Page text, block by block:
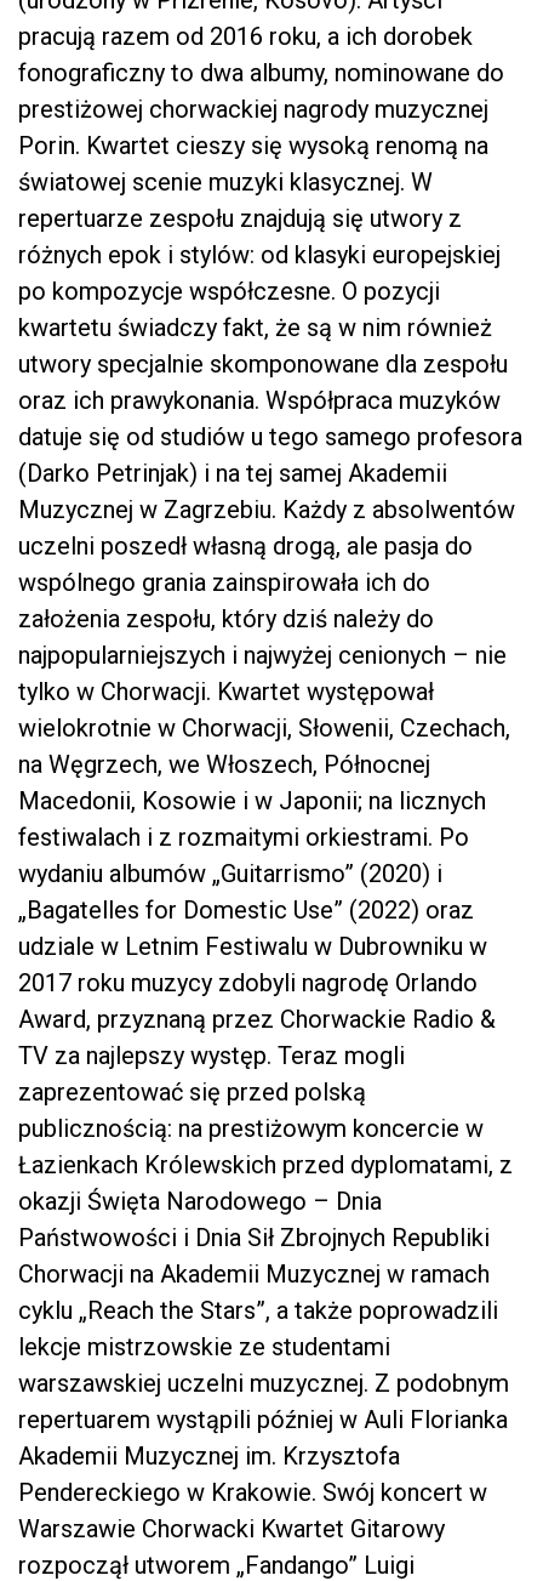
pracują razem od 2016 roku, a ich dorobek
fonograficzny to dwa albumy, nominowane do
prestiżowej chorwackiej nagrody muzycznej
Porin. Kwartet cieszy się wysoką renomą na
światowej scenie muzyki klasycznej. W
repertuarze zespołu znajdują się utwory z
różnych epok i stylów: od klasyki europejskiej
po kompozycje współczesne. O pozycji
kwartetu świadczy fakt, że są w nim również
utwory specjalnie skomponowane dla zespołu
oraz ich prawykonania. Współpraca muzyków
datuje się od studiów u tego samego profesora
(Darko Petrinjak) i na tej samej Akademii
Muzycznej w Zagrzebiu. Każdy z absolwentów
uczelni poszedł własną drogą, ale pasja do
wspólnego grania zainspirowała ich do
założenia zespołu, który dziś należy do
najpopularniejszych i najwyżej cenionych – nie
tylko w Chorwacji. Kwartet występował
wielokrotnie w Chorwacji, Słowenii, Czechach,
na Węgrzech, we Włoszech, Północnej
Macedonii, Kosowie i w Japonii; na licznych
festiwalach i z rozmaitymi orkiestrami. Po
wydaniu albumów „Guitarrismo” (2020) i
„Bagatelles for Domestic Use” (2022) oraz
udziale w Letnim Festiwalu w Dubrowniku w
2017 roku muzycy zdobyli nagrodę Orlando
Award, przyznaną przez Chorwackie Radio &
TV za najlepszy występ. Teraz mogli
zaprezentować się przed polską
publicznością: na prestiżowym koncercie w
Łazienkach Królewskich przed dyplomatami, z
okazji Święta Narodowego – Dnia
Państwowości i Dnia Sił Zbrojnych Republiki
Chorwacji na Akademii Muzycznej w ramach
cyklu „Reach the Stars”, a także poprowadzili
lekcje mistrzowskie ze studentami
warszawskiej uczelni muzycznej. Z podobnym
repertuarem wystąpili później w Auli Florianka
Akademii Muzycznej im. Krzysztofa
Pendereckiego w Krakowie. Swój koncert w
Warszawie Chorwacki Kwartet Gitarowy
rozpoczął utworem „Fandango” Luigi